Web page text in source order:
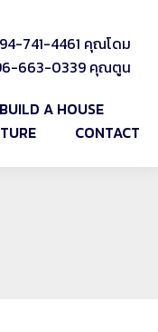
741-4461 คุณโดม
663-0339 คุณตูน
BUILD A HOUSE
CONTACT